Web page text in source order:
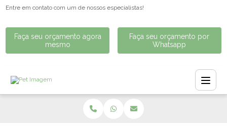
Entre em contato com um de nossos especialistas!
Faça seu orçamento agora
mesmo
Faça seu orçamento por
Whatsapp